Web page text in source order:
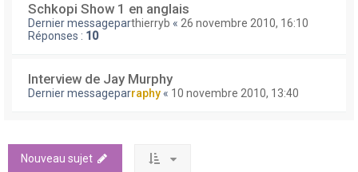
Schkopi Show 1 en anglais
Dernier messageparthierryb « 26 novembre 2010, 16:10
Réponses : 10
Interview de Jay Murphy
Dernier messageparraphy « 10 novembre 2010, 13:40
Nouveau sujet